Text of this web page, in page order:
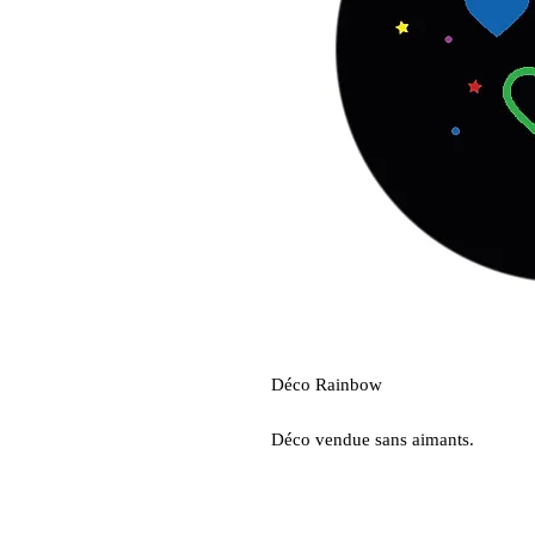
Déco Rainbow
Déco vendue sans aimants.